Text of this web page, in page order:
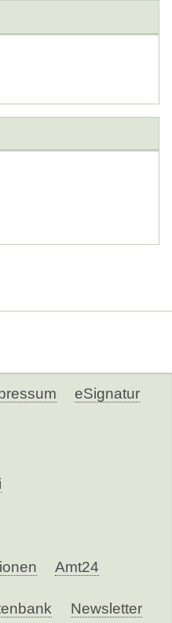
eSignatur
Amt24
Newsletter